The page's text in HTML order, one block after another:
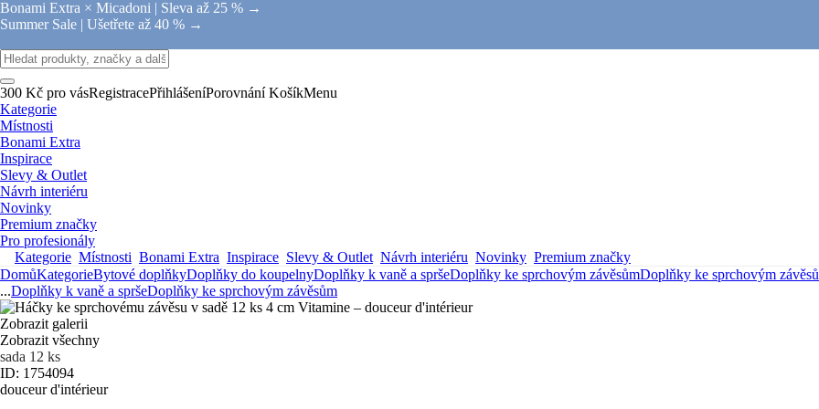
Bonami Extra × Micadoni | Sleva až 25 % →
Summer Sale | Ušetřete až 40 % →
300 Kč pro vásRegistracePřihlášeníPorovnání KošíkMenu
Kategorie
Místnosti
Bonami Extra
Inspirace
Slevy & Outlet
Návrh interiéru
Novinky
Premium značky
Pro profesionály
Kategorie Místnosti Bonami Extra Inspirace Slevy & Outlet Návrh interiéru Novinky Premium značky
DomůKategorieBytové doplňkyDoplňky do koupelnyDoplňky k vaně a spršeDoplňky ke sprchovým závěsůmDoplňky ke sprchovým
...Doplňky k vaně a spršeDoplňky ke sprchovým závěsům
Zobrazit galerii
Zobrazit všechny
sada 12 ks
ID: 1754094
douceur d'intérieur